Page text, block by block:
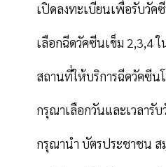
เปิดลงทะเบียนเพื่อรับวัค
เลือกฉีดวัคซีนเข็ม 2,3,4
สถานที่ให้บริการฉีดวัคซีน
กรุณาเลือกวันและเวลารั
กรุณานํา บัตรประชาชน ส